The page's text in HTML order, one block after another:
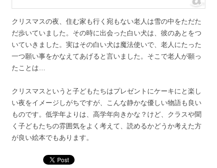
クリスマスの夜、住む家も行く宛もない老人は雪の中をただた
だ歩いていました。その時に出会った白い犬は、彼のあとをつ
いていきました。実はその白い犬は魔法使いで、老人にたった
一つ願い事をかなえてあげると言いました。そこで老人が願っ
たことは…
クリスマスというと子どもたちはプレゼントにケーキにと楽し
い夜をイメージしがちですが、こんな静かな優しい物語も良い
ものです。低学年よりは、高学年向きかな？けど、クラスや聞
く子どもたちの雰囲気をよく考えて、読めるかどうか考えた方
が良い絵本でもあります。